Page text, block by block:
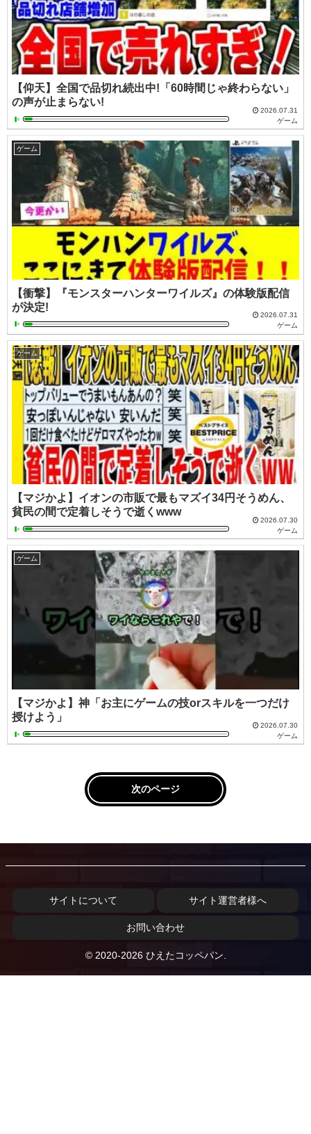
【仰天】全国で品切れ続出中!「60時間じゃ終わらない」
の声が止まらない!
2026.07.31
ゲーム
ゲーム
【衝撃】『モンスターハンターワイルズ』の体験版配信
が決定!
2026.07.31
ゲーム
ゲーム
【マジかよ】イオンの市販で最もマズイ34円そうめん、
貧民の間で定着しそうで逝くwww
2026.07.30
ゲーム
ゲーム
【マジかよ】神「お主にゲームの技orスキルを一つだけ
授けよう」
2026.07.30
ゲーム
次のページ
サイトについて サイト運営者様へ
お問い合わせ
© 2020-2026 ひえたコッペパン.